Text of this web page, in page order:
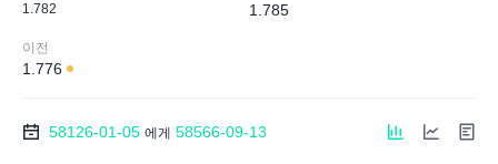
1.782
1.785
이전
1.776
58126-01-05 에게 58566-09-13